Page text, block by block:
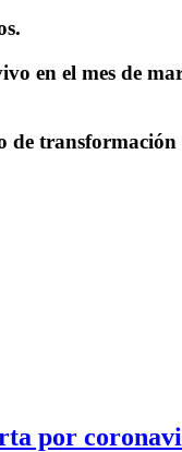
en el mes de
de
por